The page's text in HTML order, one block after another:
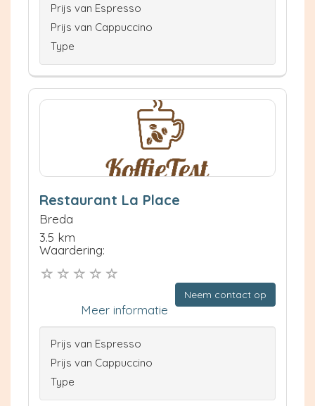
Prijs van Espresso
Prijs van Cappuccino
Type
Restaurant La Place
Breda
3.5 km
Waardering:
Neem contact op
Meer informatie
Prijs van Espresso
Prijs van Cappuccino
Type